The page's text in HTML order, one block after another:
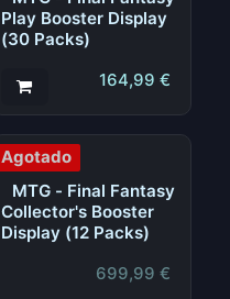
Play Booster Display
(30 Packs)
164,99 €
Agotado
MTG - Final Fantasy
Collector's Booster
Display (12 Packs)
699,99 €